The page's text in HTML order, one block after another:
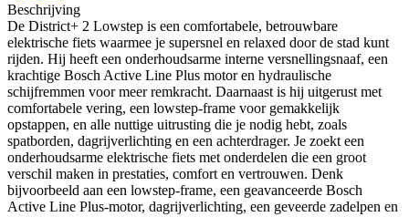
Beschrijving
De District+ 2 Lowstep is een comfortabele, betrouwbare
elektrische fiets waarmee je supersnel en relaxed door de stad kunt
rijden. Hij heeft een onderhoudsarme interne versnellingsnaaf, een
krachtige Bosch Active Line Plus motor en hydraulische
schijfremmen voor meer remkracht. Daarnaast is hij uitgerust met
comfortabele vering, een lowstep-frame voor gemakkelijk
opstappen, en alle nuttige uitrusting die je nodig hebt, zoals
spatborden, dagrijverlichting en een achterdrager. Je zoekt een
onderhoudsarme elektrische fiets met onderdelen die een groot
verschil maken in prestaties, comfort en vertrouwen. Denk
bijvoorbeeld aan een lowstep-frame, een geavanceerde Bosch
Active Line Plus-motor, dagrijverlichting, een geveerde zadelpen en